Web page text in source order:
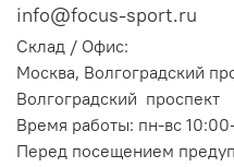
info@focus-sport.ru
Склад / Офис:
Москва, Волгоградский
Волгоградский проспект
Время работы: пн-вс
Перед посещением